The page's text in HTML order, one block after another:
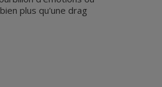
plus qu'une drag